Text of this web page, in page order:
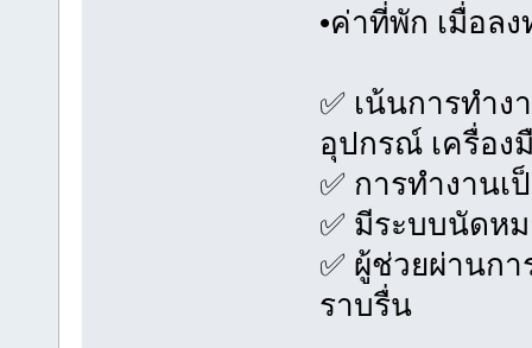
•ค่าที่พัก เมื่อล
✅ เน้นการทำง
อุปกรณ์ เครื่อง
✅ การทำงาน
✅ มีระบบนัดห
✅ ผู้ช่วยผ่านก
ราบรื่น